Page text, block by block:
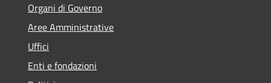
Organi di Governo
Aree Amministrative
Uffici
Enti e fondazioni